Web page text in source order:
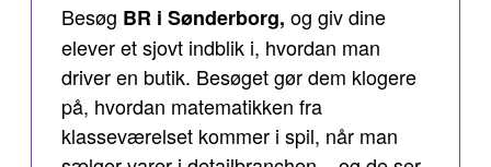
Besøg BR i Sønderborg, og giv dine
elever et sjovt indblik i, hvordan man
driver en butik. Besøget gør dem klogere
på, hvordan matematikken fra
klasseværelset kommer i spil, når man